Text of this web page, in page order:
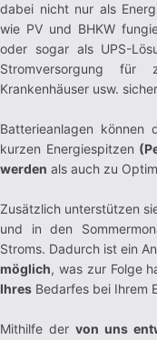
dabei nicht nur als
wie PV und BHKW
oder sogar als UPS-
Stromversorgung für
Krankenhäuser usw.
Batterieanlagen
kurzen Energiespitzen
werden als auch zu
Zusätzlich unterstützen
und in den
Stroms. Dadurch ist ein
möglich, was zur Folge
Ihres Bedarfes bei Ihrem
Mithilfe der von uns